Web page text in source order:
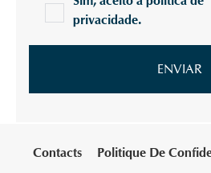
privacidade.
Contacts Politique De